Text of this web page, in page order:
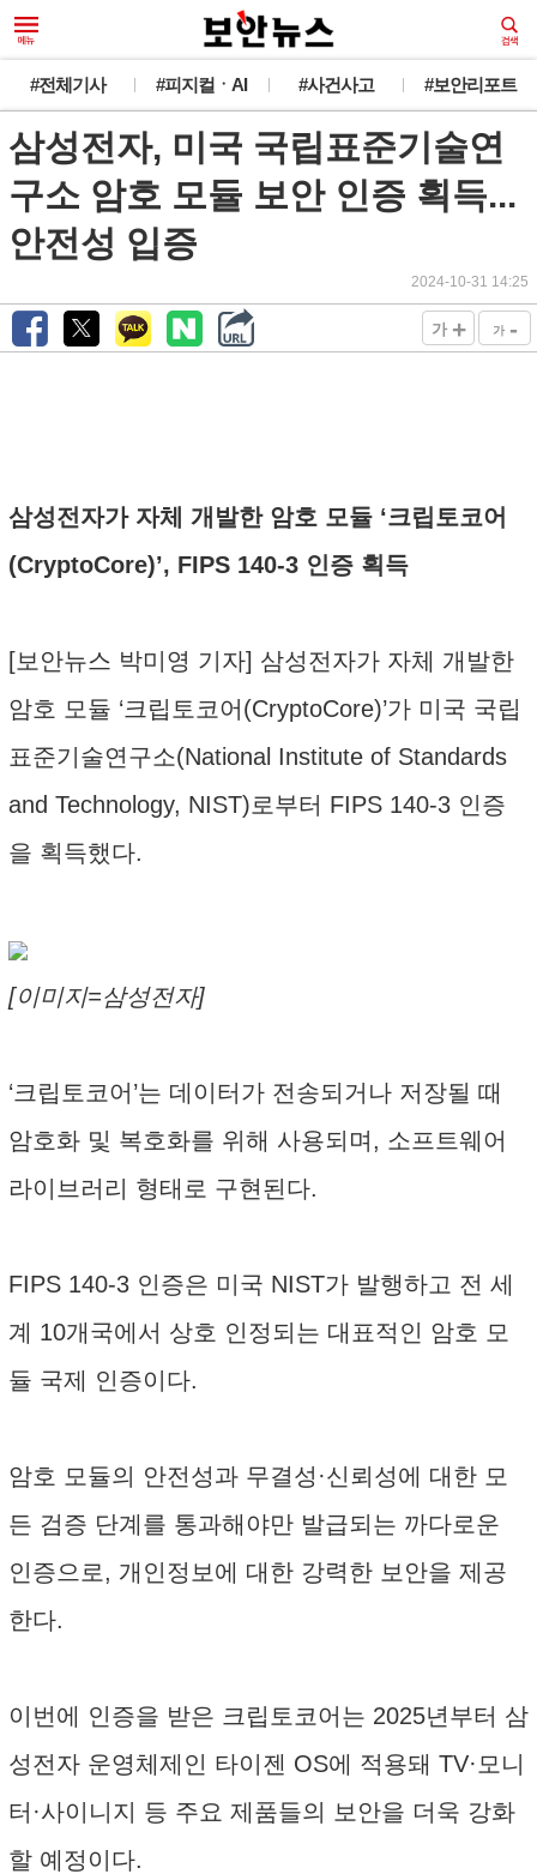
#전체기사 #피지컬ㆍAI #사건사고 #보안리포트
삼성전자, 미국 국립표준기술연
구소 암호 모듈 보안 인증 획득...
안전성 입증
2024-10-31 14:25
가 + 가 -
삼성전자가 자체 개발한 암호 모듈 ‘크립토코어
(CryptoCore)’, FIPS 140-3 인증 획득
[보안뉴스 박미영 기자] 삼성전자가 자체 개발한
암호 모듈 ‘크립토코어(CryptoCore)’가 미국 국립
표준기술연구소(National Institute of Standards
and Technology, NIST)로부터 FIPS 140-3 인증
을 획득했다.
[이미지=삼성전자]
‘크립토코어’는 데이터가 전송되거나 저장될 때
암호화 및 복호화를 위해 사용되며, 소프트웨어
라이브러리 형태로 구현된다.
FIPS 140-3 인증은 미국 NIST가 발행하고 전 세
계 10개국에서 상호 인정되는 대표적인 암호 모
듈 국제 인증이다.
암호 모듈의 안전성과 무결성·신뢰성에 대한 모
든 검증 단계를 통과해야만 발급되는 까다로운
인증으로, 개인정보에 대한 강력한 보안을 제공
한다.
이번에 인증을 받은 크립토코어는 2025년부터 삼
성전자 운영체제인 타이젠 OS에 적용돼 TV·모니
터·사이니지 등 주요 제품들의 보안을 더욱 강화
할 예정이다.